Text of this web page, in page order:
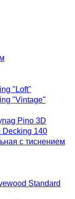
"Loft"
"Vintage"
Pino 3D
Decking 140
с тиснением
Standard